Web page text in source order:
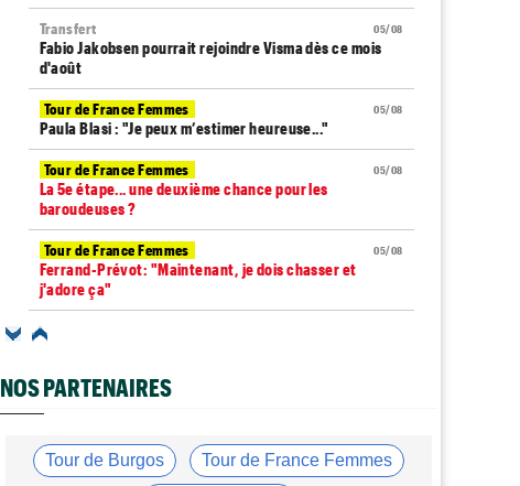
05/08
Transfert
Fabio Jakobsen pourrait rejoindre Visma dès ce mois
d'août
05/08
Tour de France Femmes
Paula Blasi : "Je peux m’estimer heureuse..."
05/08
Tour de France Femmes
La 5e étape... une deuxième chance pour les
baroudeuses ?
05/08
Tour de France Femmes
Ferrand-Prévot: "Maintenant, je dois chasser et
j'adore ça"
Tour de France Femmes
Tour de Pologne
apprécié"
NOS PARTENAIRES
Tour de Burgos Tour de France Femmes